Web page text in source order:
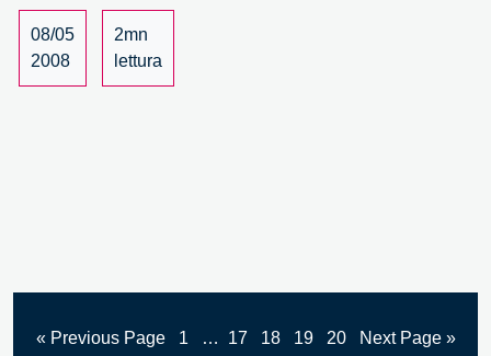
08/05
2008
2mn
lettura
« Previous Page 1 … 17 18 19 20 Next Page »